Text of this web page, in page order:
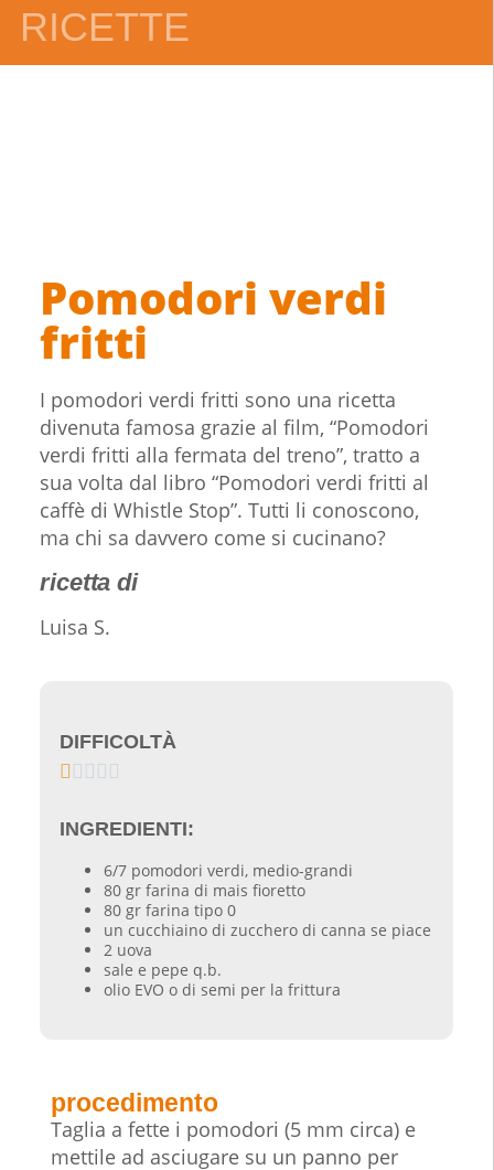
RICETTE
Pomodori verdi
fritti
I pomodori verdi fritti sono una ricetta
divenuta famosa grazie al film, “Pomodori
verdi fritti alla fermata del treno”, tratto a
sua volta dal libro “Pomodori verdi fritti al
caffè di Whistle Stop”. Tutti li conoscono,
ma chi sa davvero come si cucinano?
ricetta di
Luisa S.
DIFFICOLTÀ
    
INGREDIENTI:
6/7 pomodori verdi, medio-grandi
80 gr farina di mais fioretto
80 gr farina tipo 0
un cucchiaino di zucchero di canna se piace
2 uova
sale e pepe q.b.
olio EVO o di semi per la frittura
procedimento
Taglia a fette i pomodori (5 mm circa) e
mettile ad asciugare su un panno per